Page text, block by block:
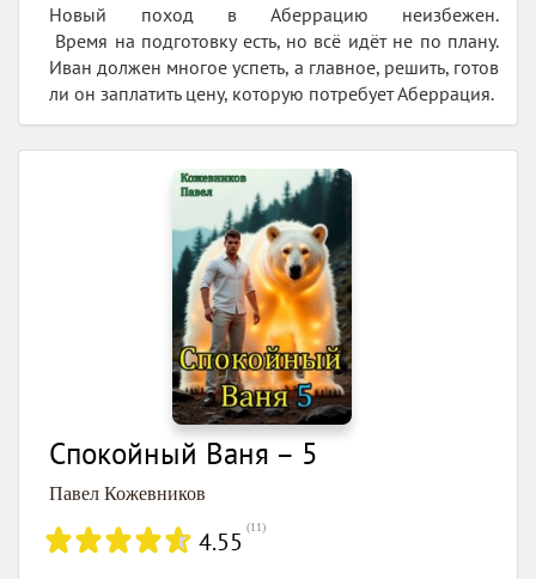
Новый поход в Аберрацию неизбежен.
Время на подготовку есть, но всё идёт не по плану.
Иван должен многое успеть, а главное, решить, готов
ли он заплатить цену, которую потребует Аберрация.
Спокойный Ваня – 5
Павел Кожевников
4.55 (11)